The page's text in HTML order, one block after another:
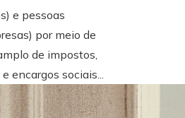
e pessoas
por meio de
de impostos,
encargos sociais...